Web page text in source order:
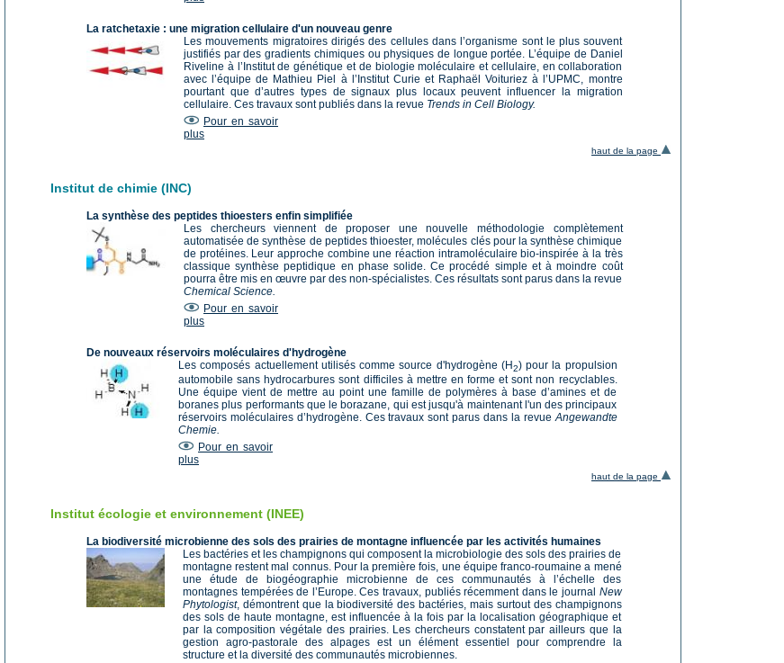
La ratchetaxie : une migration cellulaire d'un nouveau genre
Les mouvements migratoires dirigés des cellules dans l’organisme sont le plus souvent
justifiés par des gradients chimiques ou physiques de longue portée. L’équipe de Daniel
Riveline à l’Institut de génétique et de biologie moléculaire et cellulaire, en collaboration
avec l’équipe de Mathieu Piel à l’Institut Curie et Raphaël Voituriez à l’UPMC, montre
pourtant que d’autres types de signaux plus locaux peuvent influencer la migration
cellulaire. Ces travaux sont publiés dans la revue Trends in Cell Biology.
Pour en savoir
plus
haut de la page
Institut de chimie (INC)
La synthèse des peptides thioesters enfin simplifiée
Les chercheurs viennent de proposer une nouvelle méthodologie complètement
automatisée de synthèse de peptides thioester, molécules clés pour la synthèse chimique
de protéines. Leur approche combine une réaction intramoléculaire bio-inspirée à la très
classique synthèse peptidique en phase solide. Ce procédé simple et à moindre coût
pourra être mis en œuvre par des non-spécialistes. Ces résultats sont parus dans la revue
Chemical Science.
Pour en savoir
plus
De nouveaux réservoirs moléculaires d'hydrogène
Les composés actuellement utilisés comme source d'hydrogène (H2) pour la propulsion
automobile sans hydrocarbures sont difficiles à mettre en forme et sont non recyclables.
Une équipe vient de mettre au point une famille de polymères à base d’amines et de
boranes plus performants que le borazane, qui est jusqu'à maintenant l'un des principaux
réservoirs moléculaires d’hydrogène. Ces travaux sont parus dans la revueAngewandte
Chemie.
Pour en savoir
plus
haut de la page
Institut écologie et environnement (INEE)
La biodiversité microbienne des sols des prairies de montagne influencée par les activités humaines
Les bactéries et les champignons qui composent la microbiologie des sols des prairies de
montagne restent mal connus. Pour la première fois, une équipe franco-roumaine a mené
une étude de biogéographie microbienne de ces communautés à l’échelle des
montagnes tempérées de l’Europe. Ces travaux, publiés récemment dans le journal New
Phytologist, démontrent que la biodiversité des bactéries, mais surtout des champignons
des sols de haute montagne, est influencée à la fois par la localisation géographique et
par la composition végétale des prairies. Les chercheurs constatent par ailleurs que la
gestion agro-pastorale des alpages est un élément essentiel pour comprendre la
structure et la diversité des communautés microbiennes.